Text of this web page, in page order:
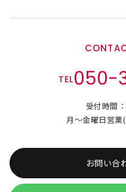
TEL050-
受付時間
月～金曜日営業
お問い合